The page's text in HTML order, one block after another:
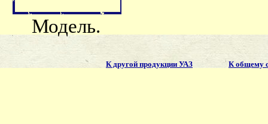
Модель.
К другой продукции УАЗ К общему